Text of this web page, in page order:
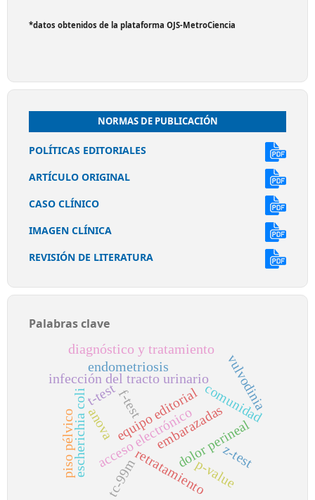
*datos obtenidos de la plataforma OJS-MetroCiencia
NORMAS DE PUBLICACIÓN
POLÍTICAS EDITORIALES
ARTÍCULO ORIGINAL
CASO CLÍNICO
IMAGEN CLÍNICA
REVISIÓN DE LITERATURA
Palabras clave
equipo editorial
acceso electrónico
infección del tracto urinario
comunidad
escherichia coli dolor perineal
vulvodinia
piso pélvico retratamientop-value
z-test
t-test
anova
f-test
endometriosis
embarazadas
diagnóstico y tratamiento
tc-99m